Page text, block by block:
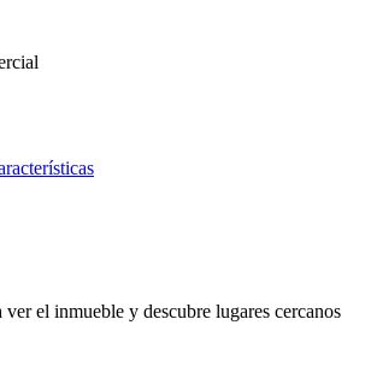
el inmueble y descubre lugares cercanos